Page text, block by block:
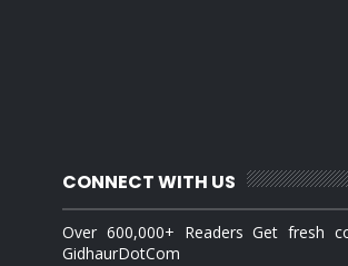
CONNECT WITH US
Over 600,000+ Readers Get fresh
GidhaurDotCom